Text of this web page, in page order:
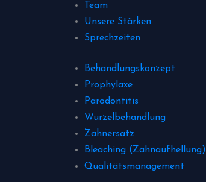
Team
Unsere Stärken
Sprechzeiten
Behandlungskonzept
Prophylaxe
Parodontitis
Wurzelbehandlung
Zahnersatz
Bleaching (Zahnaufhellung)
Qualitätsmanagement